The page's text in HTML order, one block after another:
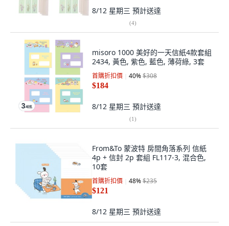
8/12 星期三 預計送達
(4)
misoro 1000 美好的一天信紙4款套組
2434, 黃色, 紫色, 藍色, 薄荷綠, 3套
首購折扣價 40%$308
$184
8/12 星期三 預計送達
(1)
From&To 蒙波特 房間角落系列 信紙
4p + 信封 2p 套組 FL117-3, 混合色,
10套
首購折扣價 48%$235
$121
8/12 星期三 預計送達